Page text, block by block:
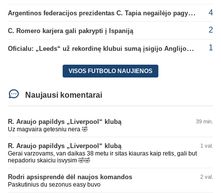
Argentinos federacijos prezidentas C. Tapia negailėjo pagyrų G. Infantino 4
C. Romero karjera gali pakrypti į Ispaniją 2
Oficialu: „Leeds“ už rekordinę klubui sumą įsigijo Anglijos rinktinės vartininką 1
VISOS FUTBOLO NAUJIENOS
Naujausi komentarai
R. Araujo papildys „Liverpool“ klubą 39 min.
Uz magvaira getesniu nera 🤣
R. Araujo papildys „Liverpool“ klubą 1 val.
Gerai varzovams, van daikas 38 metu ir sitas kiauras kaip retis, gali but
nepadoriu skaiciu isvysim 🤣🤣
Rodri apsisprendė dėl naujos komandos 2 val.
Paskutinius du sezonus easy buvo